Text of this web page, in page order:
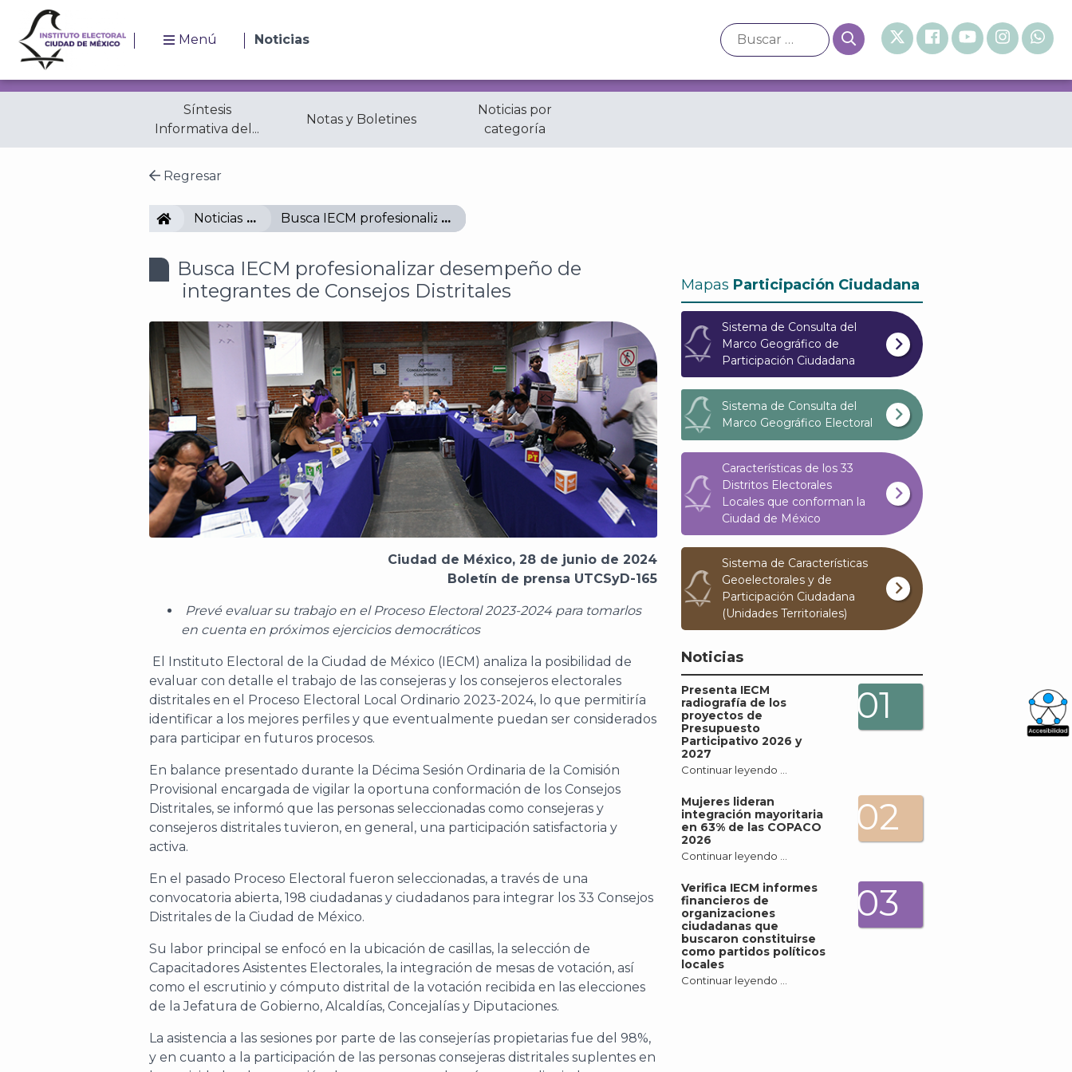
Menú Noticias
Síntesis
Informativa del...
Notas y Boletines
Noticias por
categoría
Regresar
IECMNoticias Busca IECM profesionalizar desempeño de integrantes de Consejos Distritales
Busca IECM profesionalizar desempeño de
integrantes de Consejos Distritales
Ciudad de México, 28 de junio de 2024
Boletín de prensa UTCSyD-165
Prevé evaluar su trabajo en el Proceso Electoral 2023-2024 para tomarlos
en cuenta en próximos ejercicios democráticos
El Instituto Electoral de la Ciudad de México (IECM) analiza la posibilidad de
evaluar con detalle el trabajo de las consejeras y los consejeros electorales
distritales en el Proceso Electoral Local Ordinario 2023-2024, lo que permitiría
identificar a los mejores perfiles y que eventualmente puedan ser considerados
para participar en futuros procesos.
En balance presentado durante la Décima Sesión Ordinaria de la Comisión
Provisional encargada de vigilar la oportuna conformación de los Consejos
Distritales, se informó que las personas seleccionadas como consejeras y
consejeros distritales tuvieron, en general, una participación satisfactoria y
activa.
En el pasado Proceso Electoral fueron seleccionadas, a través de una
convocatoria abierta, 198 ciudadanas y ciudadanos para integrar los 33 Consejos
Distritales de la Ciudad de México.
Su labor principal se enfocó en la ubicación de casillas, la selección de
Capacitadores Asistentes Electorales, la integración de mesas de votación, así
como el escrutinio y cómputo distrital de la votación recibida en las elecciones
de la Jefatura de Gobierno, Alcaldías, Concejalías y Diputaciones.
La asistencia a las sesiones por parte de las consejerías propietarias fue del 98%,
y en cuanto a la participación de las personas consejeras distritales suplentes en
Mapas Participación Ciudadana
Sistema de Consulta del
Marco Geográfico de
Participación Ciudadana
Sistema de Consulta del
Marco Geográfico Electoral
Características de los 33
Distritos Electorales
Locales que conforman la
Ciudad de México
Sistema de Características
Geoelectorales y de
Participación Ciudadana
(Unidades Territoriales)
Noticias
Presenta IECM
radiografía de los
proyectos de
Presupuesto
Participativo 2026 y
2027
Continuar leyendo …
01
Mujeres lideran
integración mayoritaria
en 63% de las COPACO
2026
Continuar leyendo …
02
Verifica IECM informes
financieros de
organizaciones
ciudadanas que
buscaron constituirse
como partidos políticos
locales
Continuar leyendo …
03